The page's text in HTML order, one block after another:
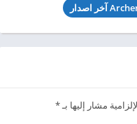
مشار إليها بـ*